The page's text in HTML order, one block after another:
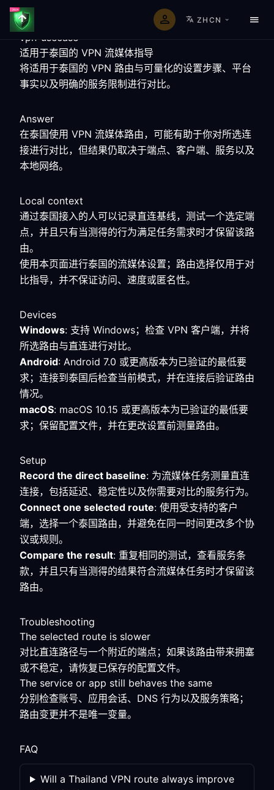
ZHCN
vpn-usecase
适用于泰国的 VPN 流媒体指导
将适用于泰国的 VPN 路由与可量化的设置步骤、平台
事实以及明确的服务限制进行对比。
Answer
在泰国使用 VPN 流媒体路由，可能有助于你对所选连
接进行对比，但结果仍取决于端点、客户端、服务以及
本地网络。
Local context
通过泰国接入的人可以记录直连基线，测试一个选定端
点，并且只有当测得的行为满足任务需求时才保留该路
由。
使用本页面进行泰国的流媒体设置；路由选择仅用于对
比指导，并不保证访问、速度或匿名性。
Devices
Windows: 支持 Windows；检查 VPN 客户端，并将
所选路由与直连进行对比。
Android: Android 7.0 或更高版本为已验证的最低要
求；连接到泰国后检查当前模式，并在连接后验证路由
情况。
macOS: macOS 10.15 或更高版本为已验证的最低要
求；保留配置文件，并在更改设置前测量路由。
Setup
Record the direct baseline: 为流媒体任务测量直连
连接，包括延迟、稳定性以及你需要对比的服务行为。
Connect one selected route: 使用受支持的客户
端，选择一个泰国路由，并避免在同一时间更改多个协
议或规则。
Compare the result: 重复相同的测试，查看服务条
款，并且只有当测得的结果符合流媒体任务时才保留该
路由。
Troubleshooting
The selected route is slower
对比直连路径与一个附近的端点；如果该路由带来拥塞
或不稳定，请恢复已保存的配置文件。
The service or app still behaves the same
分别检查账号、应用会话、DNS 行为以及服务策略；
路由变更并不是唯一变量。
FAQ
Will a Thailand VPN route always improve